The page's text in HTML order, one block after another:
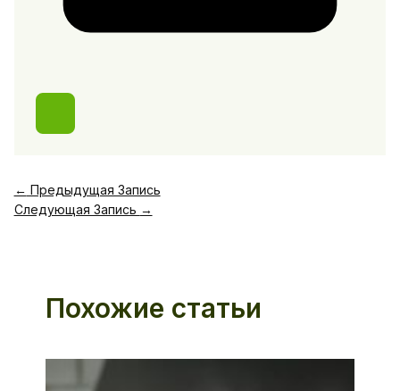
← Предыдущая Запись
Следующая Запись →
Похожие статьи